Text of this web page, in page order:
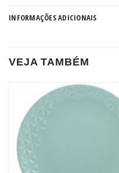
INFORMAÇÕES ADICIONAIS
VEJA TAMBÉM